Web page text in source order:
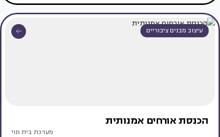
עיצוב מבנים ציבוריים
הכנסת אורחים אמנותית
מערכת בית ונוי